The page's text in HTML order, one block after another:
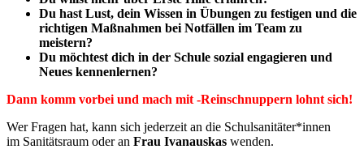
Du hast Lust, dein Wissen in Übungen zu festigen und die
richtigen Maßnahmen bei Not­fällen im Team zu
meistern?
Du möchtest dich in der Schule sozial engagieren und
Neues kennenlernen?
Dann komm vorbei und mach mit -Reinschnuppern lohnt sich!
Wer Fragen hat, kann sich jeder­zeit an die Schulsanitäter*innen
im Sanitätsraum oder an Frau Ivanauskas wenden.